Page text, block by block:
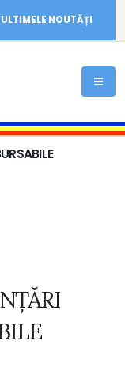
ULTIMELE NOUTĂȚI